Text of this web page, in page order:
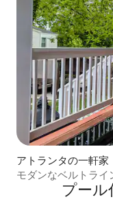
アトランタの一軒家
モダンなベルトラ
プール